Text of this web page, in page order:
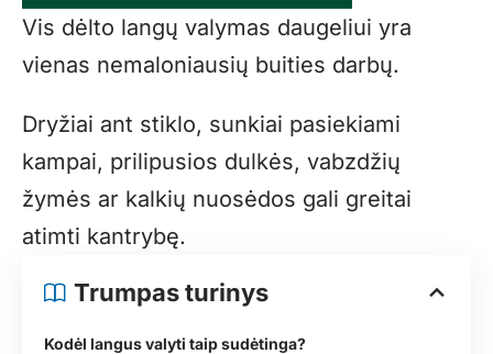
Vis dėlto langų valymas daugeliui yra
vienas nemaloniausių buities darbų.
Dryžiai ant stiklo, sunkiai pasiekiami
kampai, prilipusios dulkės, vabzdžių
žymės ar kalkių nuosėdos gali greitai
atimti kantrybę.
Trumpas turinys
Kodėl langus valyti taip sudėtinga?